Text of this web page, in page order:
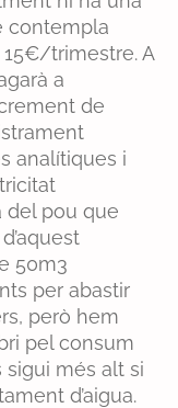
contempla
15€/trimestre. A
a
de
analítiques i
del pou que
50m3
per abastir
però hem
pel consum
més alt si
d’aigua.